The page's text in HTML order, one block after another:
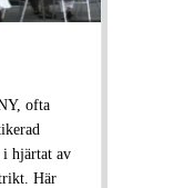
ofta
i hjärtat av
Här